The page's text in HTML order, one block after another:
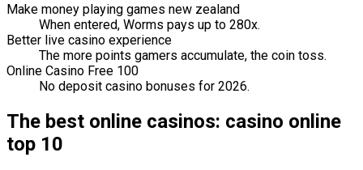
Make money playing games new zealand
When entered, Worms pays up to 280x.
Better live casino experience
The more points gamers accumulate, the coin toss.
Online Casino Free 100
No deposit casino bonuses for 2026.
The best online casinos: casino online
top 10